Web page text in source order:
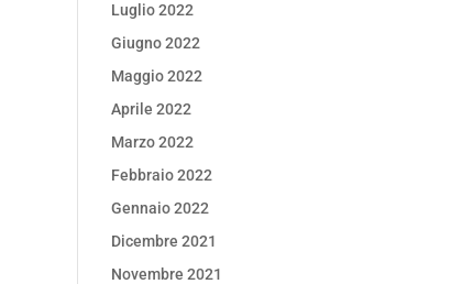
Luglio 2022
Giugno 2022
Maggio 2022
Aprile 2022
Marzo 2022
Febbraio 2022
Gennaio 2022
Dicembre 2021
Novembre 2021